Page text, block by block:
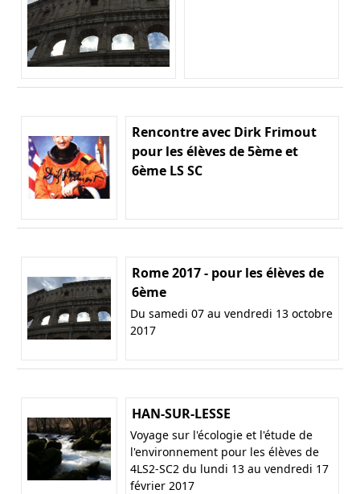
Rencontre avec Dirk Frimout
pour les élèves de 5ème et
6ème LS SC
Rome 2017 - pour les élèves de
6ème
Du samedi 07 au vendredi 13 octobre
2017
HAN-SUR-LESSE
Voyage sur l'écologie et l'étude de
l'environnement pour les élèves de
4LS2-SC2 du lundi 13 au vendredi 17
février 2017